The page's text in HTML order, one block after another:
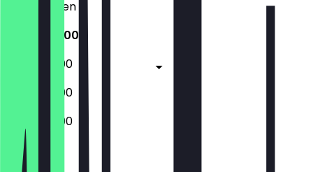
Geschlossen
16:00 - 22:00
16:00 - 23:00
16:00 - 23:00
16:00 - 22:00